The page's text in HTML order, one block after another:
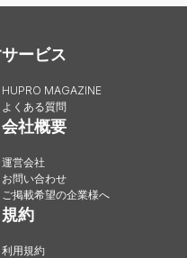
サービス
HUPRO MAGAZINE
よくある質問
会社概要
運営会社
お問い合わせ
ご掲載希望の企業様へ
規約
利用規約